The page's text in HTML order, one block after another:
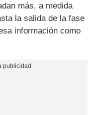
más, a medida
la salida de la fase
información como